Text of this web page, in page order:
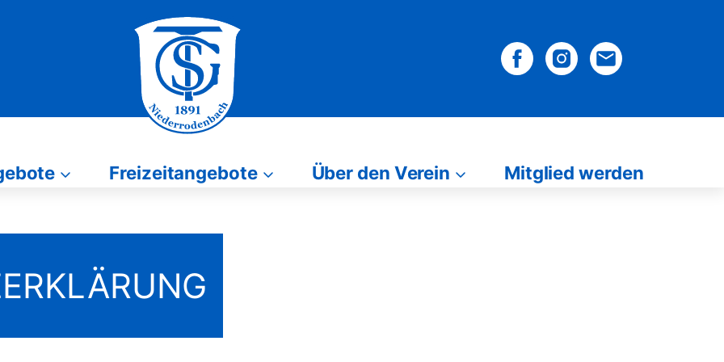
Freizeitangebote Über den Verein
Mitglied werden